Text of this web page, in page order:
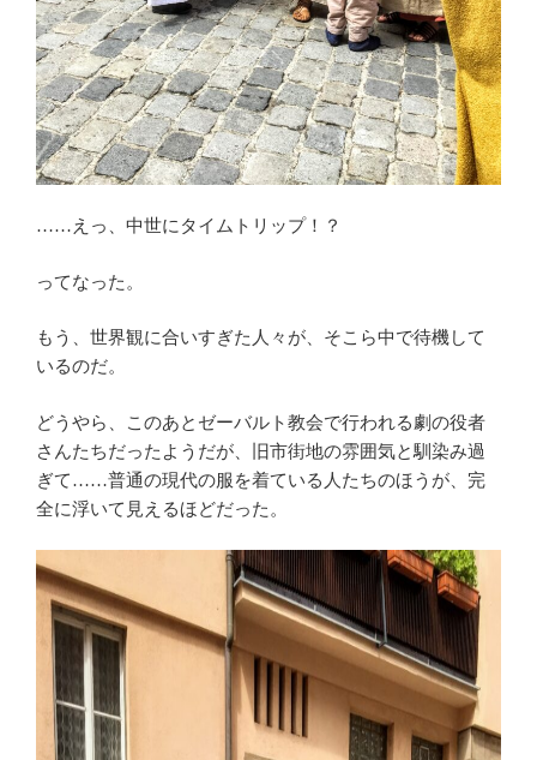
……えっ、中世にタイムトリップ！？
ってなった。
もう、世界観に合いすぎた人々が、そこら中で待機して
いるのだ。
どうやら、このあとゼーバルト教会で行われる劇の役者
さんたちだったようだが、旧市街地の雰囲気と馴染み過
ぎて……普通の現代の服を着ている人たちのほうが、完
全に浮いて見えるほどだった。